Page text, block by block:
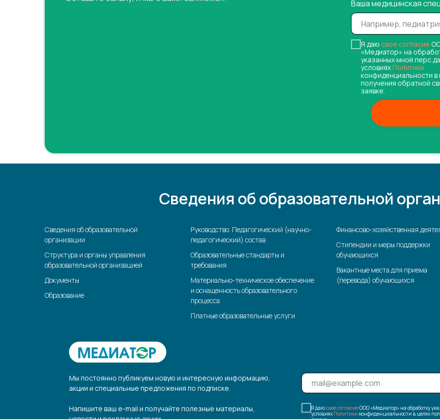
Ваша медицинская
Я даю свое согласие
«Медиатор» на
указанных мной
условияхПолитики
конфиденциальности в
получения обратной
заявке.
Сведения об образовательной
Сведения об образовательной
организации
Структура и органы управления
образовательной организацией
Документы
Образование
Руководство. Педагогический (научно-
педагогический) состав
Образовательные стандарты и
требования
Материально-техническое обеспечение
и оснащенность образовательного
процесса
Платные образовательные услуги
Финансово-хозяйственная
Стипендии и меры поддержки
обучающихся
Вакантные места для приема
(перевода) обучающихся
Мы постоянно публикуем новую и интересную информацию,
акции и специальные предложения по подписке.
Напишите ваш e-mail и получайте полезные материалы,
Я даюсвое согласиеООО «Медиатор» на обработку
условиях Политики конфиденциальности в целях